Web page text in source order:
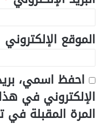
الموقع الإلكتروني
احفظ اسمي،
الإلكتروني في
المرة المقبلة في